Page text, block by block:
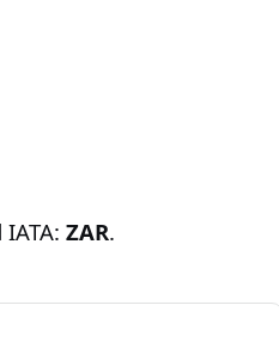
ZAR.